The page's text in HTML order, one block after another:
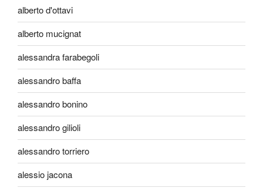
alberto d'ottavi
alberto mucignat
alessandra farabegoli
alessandro baffa
alessandro bonino
alessandro gilioli
alessandro torriero
alessio jacona